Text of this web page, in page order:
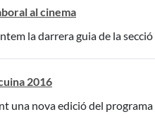
al cinema
la darrera guia de la
2016
una nova edició del